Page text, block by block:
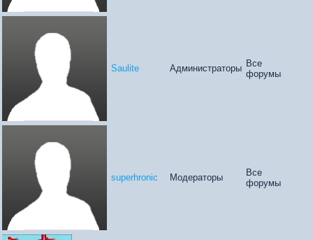
Saulite Администраторы Все
форумы
superhronic Модераторы
Все
форумы